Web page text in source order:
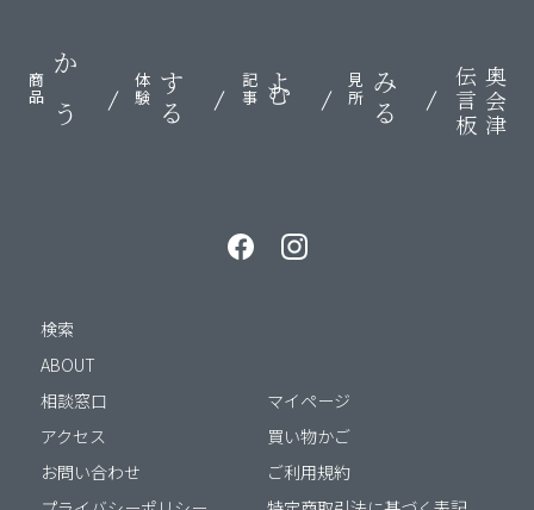
かう
商品 する
体験 よむ
記事 みる
見所 奥会津
伝言板
検索
ABOUT
相談窓口
アクセス
お問い合わせ
マイページ
買い物かご
ご利用規約